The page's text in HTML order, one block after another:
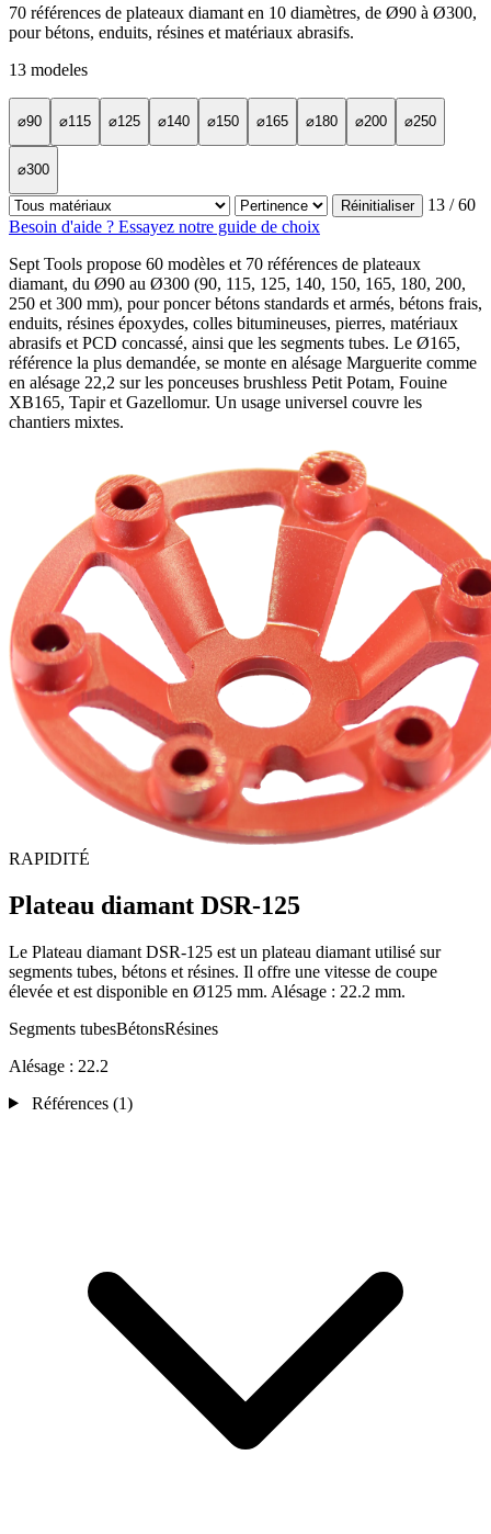
70 références de plateaux diamant en 10 diamètres, de Ø90 à Ø300,
pour bétons, enduits, résines et matériaux abrasifs.
13 modeles
⌀90 ⌀115 ⌀125 ⌀140 ⌀150 ⌀165 ⌀180 ⌀200 ⌀250
⌀300
Réinitialiser 13 / 60
Besoin d'aide ? Essayez notre guide de choix
Sept Tools propose 60 modèles et 70 références de plateaux
diamant, du Ø90 au Ø300 (90, 115, 125, 140, 150, 165, 180, 200,
250 et 300 mm), pour poncer bétons standards et armés, bétons frais,
enduits, résines époxydes, colles bitumineuses, pierres, matériaux
abrasifs et PCD concassé, ainsi que les segments tubes. Le Ø165,
référence la plus demandée, se monte en alésage Marguerite comme
en alésage 22,2 sur les ponceuses brushless Petit Potam, Fouine
XB165, Tapir et Gazellomur. Un usage universel couvre les
chantiers mixtes.
RAPIDITÉ
Plateau diamant DSR-125
Le Plateau diamant DSR-125 est un plateau diamant utilisé sur
segments tubes, bétons et résines. Il offre une vitesse de coupe
élevée et est disponible en Ø125 mm. Alésage : 22.2 mm.
Segments tubesBétonsRésines
Alésage : 22.2
Références (1)